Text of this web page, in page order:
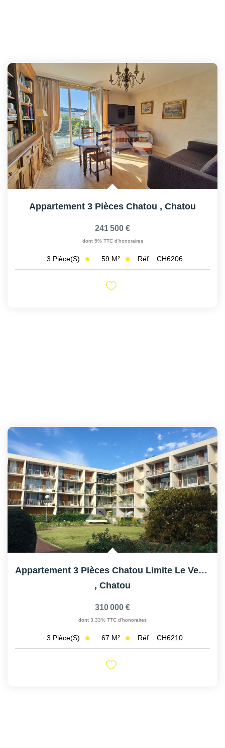
Appartement 3 Pièces Chatou , Chatou
241 500 €
dont 5% TTC d'honoraires
3 Pièce(s) 59 M² Réf : CH6206
Appartement 3 Pièces Chatou Limite Le Vesinet
, Chatou
310 000 €
dont 3,33% TTC d'honoraires
3 Pièce(s) 67 M² Réf : CH6210